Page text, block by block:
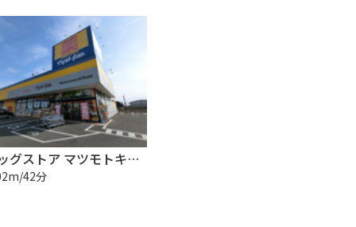
ドラッグストア マツモトキヨシ せんどう東金プラザ店
42分